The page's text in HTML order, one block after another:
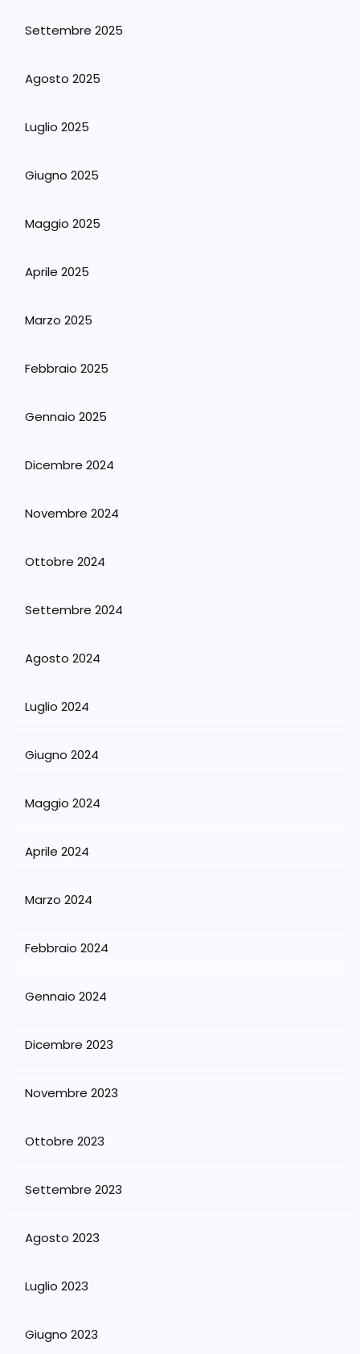
Settembre 2025
Agosto 2025
Luglio 2025
Giugno 2025
Maggio 2025
Aprile 2025
Marzo 2025
Febbraio 2025
Gennaio 2025
Dicembre 2024
Novembre 2024
Ottobre 2024
Settembre 2024
Agosto 2024
Luglio 2024
Giugno 2024
Maggio 2024
Aprile 2024
Marzo 2024
Febbraio 2024
Gennaio 2024
Dicembre 2023
Novembre 2023
Ottobre 2023
Settembre 2023
Agosto 2023
Luglio 2023
Giugno 2023